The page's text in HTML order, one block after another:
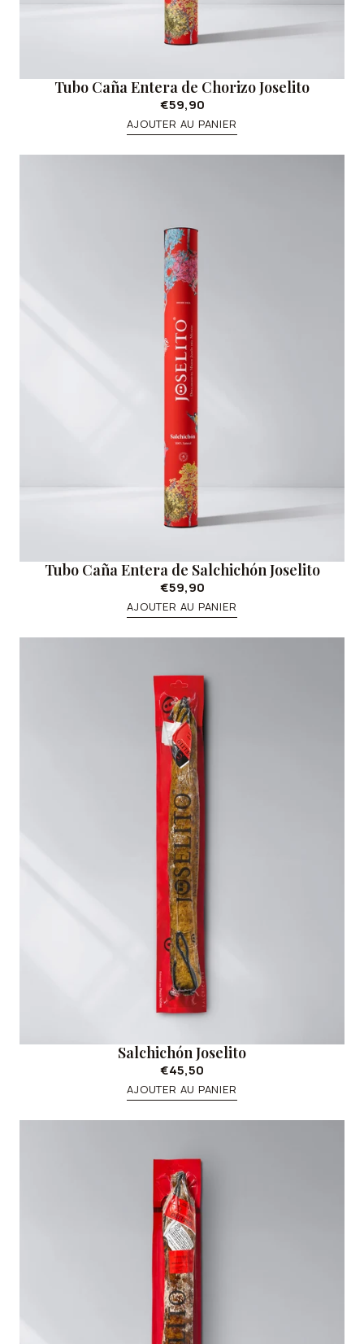
Tubo Caña Entera de Chorizo Joselito
€59,90
AJOUTER AU PANIER
Tubo Caña Entera de Salchichón Joselito
€59,90
AJOUTER AU PANIER
Salchichón Joselito
€45,50
AJOUTER AU PANIER